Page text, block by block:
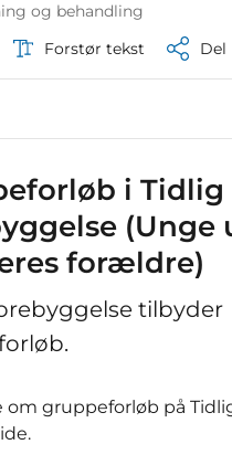
og behandling
Forstør tekst Del
i Tidlig
(Unge
forældre)
tilbyder
om gruppeforløb på